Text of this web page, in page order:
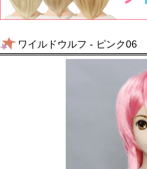
ワイルドウルフ - ピンク06